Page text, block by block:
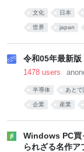
文化 日本
世界 japan
令和05年最新
1478 users
半導体 あと
企業 産業
Windows PC買
られざる名作